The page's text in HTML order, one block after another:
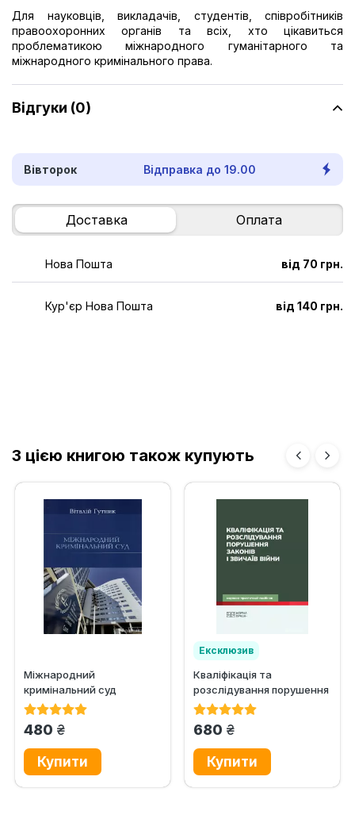
Для науковців, викладачів, студентів, співробітників
правоохоронних органів та всіх, хто цікавиться
проблематикою міжнародного гуманітарного та
міжнародного кримінального права.
Відгуки (0)
Вівторок Відправка до 19.00
Доставка Оплата
Нова Пошта від 70 грн.
Кур'єр Нова Пошта від 140 грн.
З цією книгою також купують
Міжнародний
кримінальний суд
480 грн.
Ексклюзив
Кваліфікація та
розслідування порушення
законів і звичаїв війни
680 грн.